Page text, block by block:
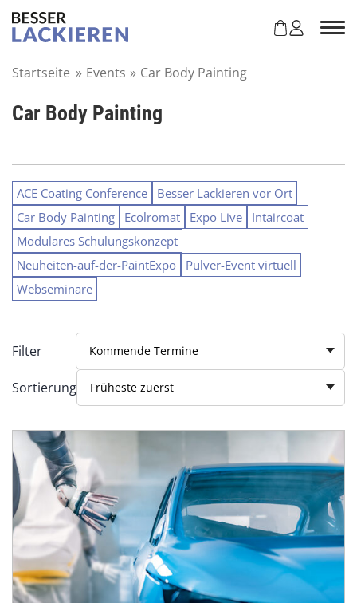
Startseite » Events » Car Body Painting
Car Body Painting
ACE Coating Conference
Besser Lackieren vor Ort
Car Body Painting
Ecolromat Expo Live
Intaircoat
Modulares Schulungskonzept
Neuheiten-auf-der-PaintExpo
Pulver-Event virtuell
Webseminare
Filter Kommende Termine
Sortierung Früheste zuerst